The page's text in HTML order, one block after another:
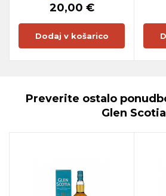
20,00 €
Dodaj v košarico
Preverite ostalo
Glen Scotia